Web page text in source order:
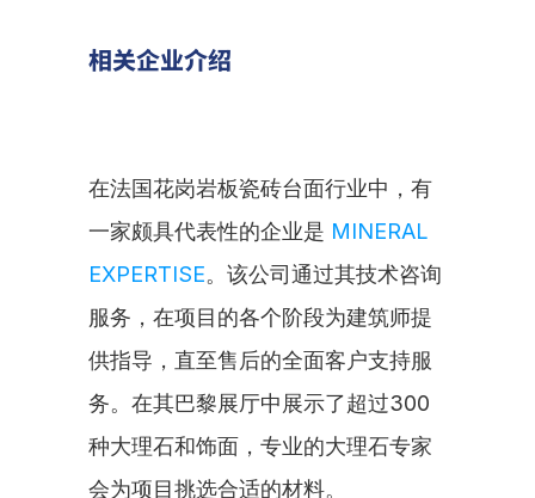
相关企业介绍
在法国花岗岩板瓷砖台面行业中，有
一家颇具代表性的企业是 MINERAL
EXPERTISE。该公司通过其技术咨询
服务，在项目的各个阶段为建筑师提
供指导，直至售后的全面客户支持服
务。在其巴黎展厅中展示了超过300
种大理石和饰面，专业的大理石专家
会为项目挑选合适的材料。